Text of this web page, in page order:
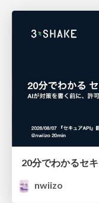
20分でわかるセ
nwiizo